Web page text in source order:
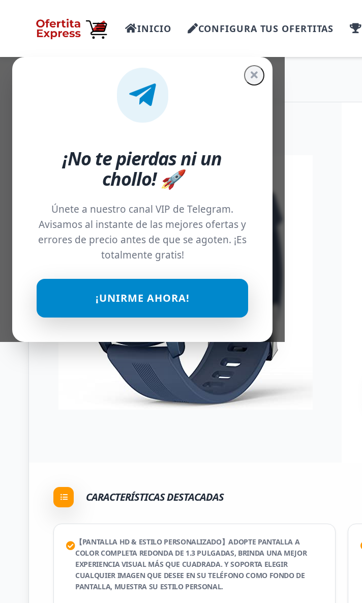
INICIO CONFIGURA TUS OFERTITAS
¡No te pierdas ni un
chollo! 🚀
Únete a nuestro canal VIP de Telegram.
Avisamos al instante de las mejores ofertas y
errores de precio antes de que se agoten. ¡Es
totalmente gratis!
¡UNIRME AHORA!
CARACTERÍSTICAS DESTACADAS
【PANTALLA HD & ESTILO PERSONALIZADO】ADOPTE PANTALLA A
COLOR COMPLETA REDONDA DE 1.3 PULGADAS, BRINDA UNA MEJOR
EXPERIENCIA VISUAL MÁS QUE CUADRADA. Y SOPORTA ELEGIR
CUALQUIER IMAGEN QUE DESEE EN SU TELÉFONO COMO FONDO DE
PANTALLA, MUESTRA SU ESTILO PERSONAL.